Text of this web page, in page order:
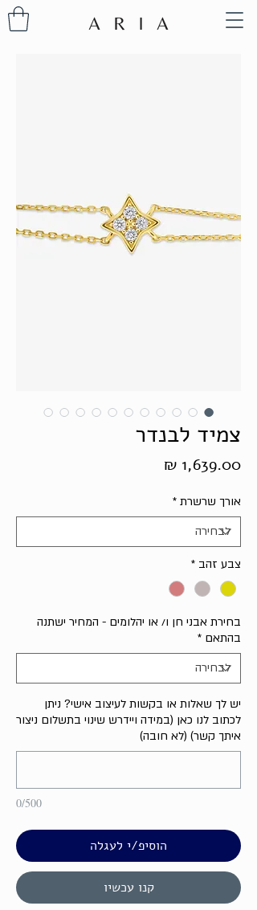
צמיד לבנדר
אורך שרשרת *
צבע זהב *
בחירת אבני חן ו/ או יהלומים - המחיר ישתנה
בהתאם *
יש לך שאלות או בקשות לעיצוב אישי? ניתן
לכתוב לנו כאן (במידה ויידרש שינוי בתשלום ניצור
איתך קשר) (לא חובה)
0/500
הוסיפ/י לעגלה
קנו עכשיו